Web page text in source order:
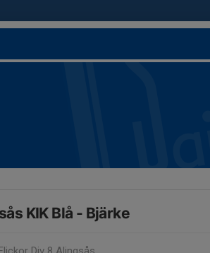
KIK Blå - Bjärke